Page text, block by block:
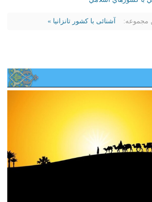
مجموعه: آشنائی با کشور تانزانیا »